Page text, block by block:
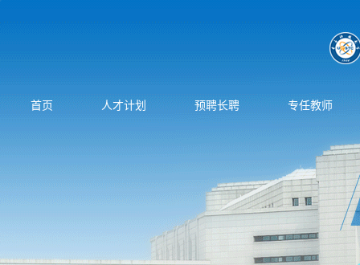
首页 人才计划 预聘长聘 专任教师